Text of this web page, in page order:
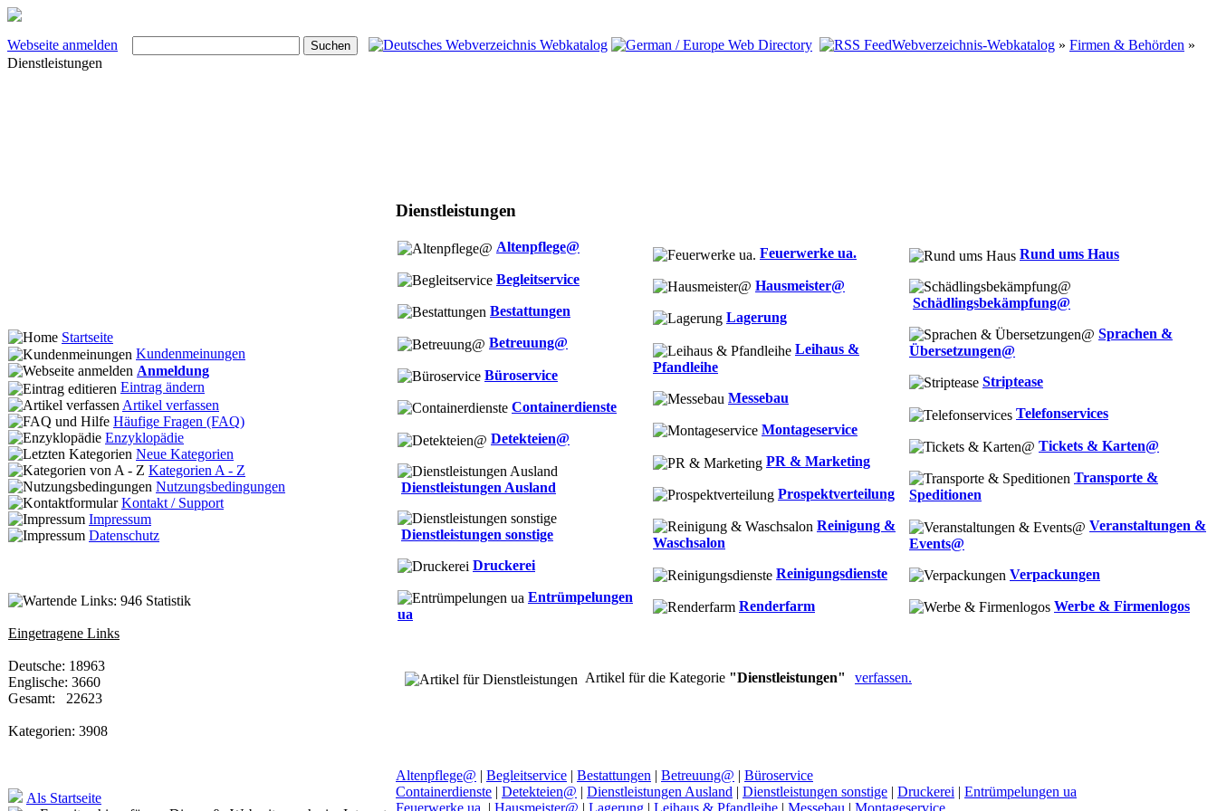
Webseite anmelden Webverzeichnis-Webkatalog » Firmen & Behörden »
Dienstleistungen
Startseite
Kundenmeinungen
Anmeldung
Eintrag ändern
Artikel verfassen
Häufige Fragen (FAQ)
Enzyklopädie
Neue Kategorien
Kategorien A - Z
Nutzungsbedingungen
Kontakt / Support
Impressum
Datenschutz
Statistik
Eingetragene Links
Deutsche: 18963
Englische: 3660
Gesamt: 22623
Kategorien: 3908
Als Startseite
Dienstleistungen
Altenpflege@
Begleitservice
Bestattungen
Betreuung@
Büroservice
Containerdienste
Detekteien@
Dienstleistungen Ausland
Dienstleistungen sonstige
Druckerei
Entrümpelungen
ua
Feuerwerke ua.
Hausmeister@
Lagerung
Leihaus &
Pfandleihe
Messebau
Montageservice
PR & Marketing
Prospektverteilung
Reinigung &
Waschsalon
Reinigungsdienste
Renderfarm
Rund ums Haus
Schädlingsbekämpfung@
Sprachen &
Übersetzungen@
Striptease
Telefonservices
Tickets & Karten@
Transporte &
Speditionen
Veranstaltungen &
Events@
Verpackungen
Werbe & Firmenlogos
Artikel für die Kategorie "Dienstleistungen" verfassen.
Altenpflege@ | Begleitservice | Bestattungen | Betreuung@ | Büroservice
Containerdienste | Detekteien@ | Dienstleistungen Ausland | Dienstleistungen sonstige | Druckerei | Entrümpelungen ua
Feuerwerke ua. | Hausmeister@ | Lagerung | Leihaus & Pfandleihe | Messebau | Montageservice